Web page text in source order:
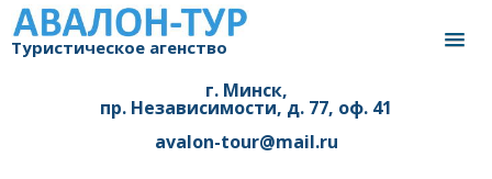
Туристическое агенство
г. Минск,
пр. Независимости, д. 77, оф. 41
avalon-tour@mail.ru